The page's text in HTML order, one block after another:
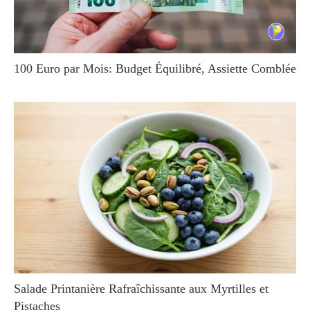
100 Euro par Mois: Budget Équilibré, Assiette Comblée
Salade Printanière Rafraîchissante aux Myrtilles et
Pistaches